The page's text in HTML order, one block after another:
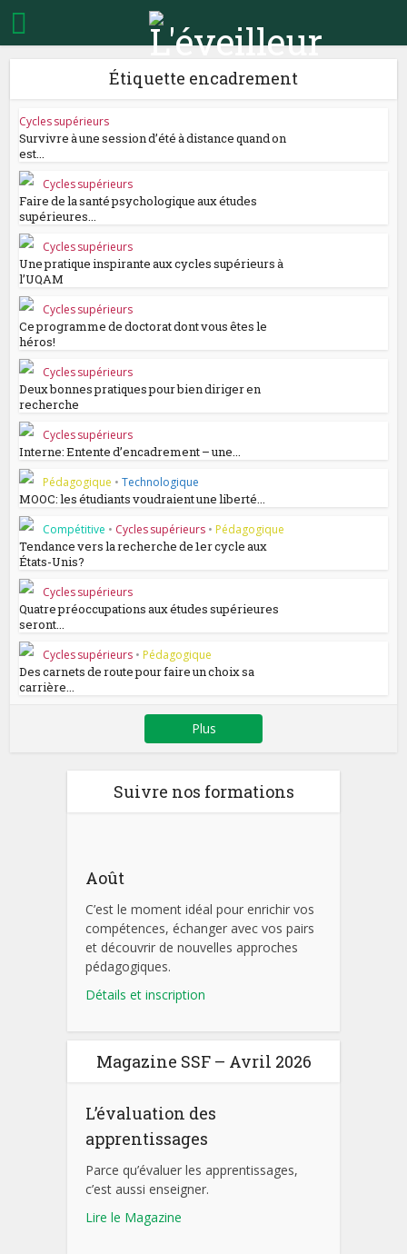
Étiquette encadrement
Cycles supérieurs
Survivre à une session d’été à distance quand on
est...
Cycles supérieurs
Faire de la santé psychologique aux études
supérieures...
Cycles supérieurs
Une pratique inspirante aux cycles supérieurs à
l’UQAM
Cycles supérieurs
Ce programme de doctorat dont vous êtes le
héros!
Cycles supérieurs
Deux bonnes pratiques pour bien diriger en
recherche
Cycles supérieurs
Interne: Entente d’encadrement – une...
Pédagogique • Technologique
MOOC: les étudiants voudraient une liberté...
Compétitive • Cycles supérieurs • Pédagogique
Tendance vers la recherche de 1er cycle aux
États-Unis?
Cycles supérieurs
Quatre préoccupations aux études supérieures
seront...
Cycles supérieurs • Pédagogique
Des carnets de route pour faire un choix sa
carrière...
Plus
Suivre nos formations
Août
C’est le moment idéal pour enrichir vos
compétences, échanger avec vos pairs
et découvrir de nouvelles approches
pédagogiques.
Détails et inscription
Magazine SSF – Avril 2026
L’évaluation des
apprentissages
Parce qu’évaluer les apprentissages,
c’est aussi enseigner.
Lire le Magazine